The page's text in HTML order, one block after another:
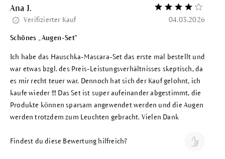
Ana J. Bewertung mit 4
Verifizierter Kauf 04.03.2026
Schönes „Augen-Set"
Ich habe das Hauschka-Mascara-Set das erste mal bestellt und
war etwas bzgl. des Preis-Leistungsverhältnisses skeptisch, da
es mir recht teuer war. Dennoch hat sich der Kauf gelohnt, ich
kaufe wieder !!! Das Set ist super aufeinander abgestimmt, die
Produkte können sparsam angewendet werden und die Augen
werden trotzdem zum Leuchten gebracht. Vielen Dank
Findest du diese Bewertung hilfreich?